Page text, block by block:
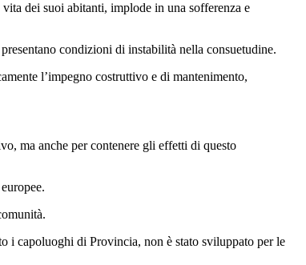
dei suoi abitanti, implode in una sofferenza e
condizioni di instabilità nella consuetudine.
l’impegno costruttivo e di mantenimento,
ma anche per contenere gli effetti di questo
i capoluoghi di Provincia, non è stato sviluppato per le